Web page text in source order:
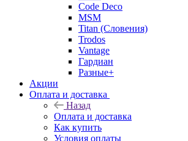
Code Deco
MSM
Titan (Словения)
Trodos
Vantage
Гардиан
Разные+
Акции
Оплата и доставка
Назад
Оплата и доставка
Как купить
Условия оплаты